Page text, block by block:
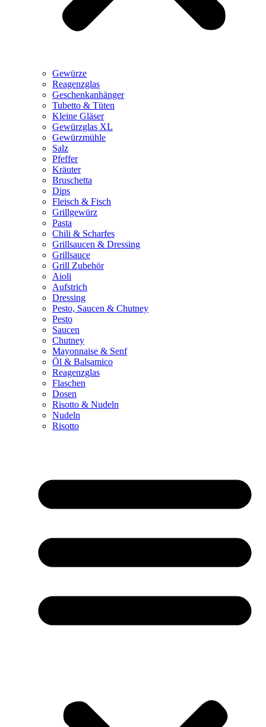
Gewürze
Reagenzglas
Geschenkanhänger
Tubetto & Tüten
Kleine Gläser
Gewürzglas XL
Gewürzmühle
Salz
Pfeffer
Kräuter
Bruschetta
Dips
Fleisch & Fisch
Grillgewürz
Pasta
Chili & Scharfes
Grillsaucen & Dressing
Grillsauce
Grill Zubehör
Aioli
Aufstrich
Dressing
Pesto, Saucen & Chutney
Pesto
Saucen
Chutney
Mayonnaise & Senf
Öl & Balsamico
Reagenzglas
Flaschen
Dosen
Risotto & Nudeln
Nudeln
Risotto